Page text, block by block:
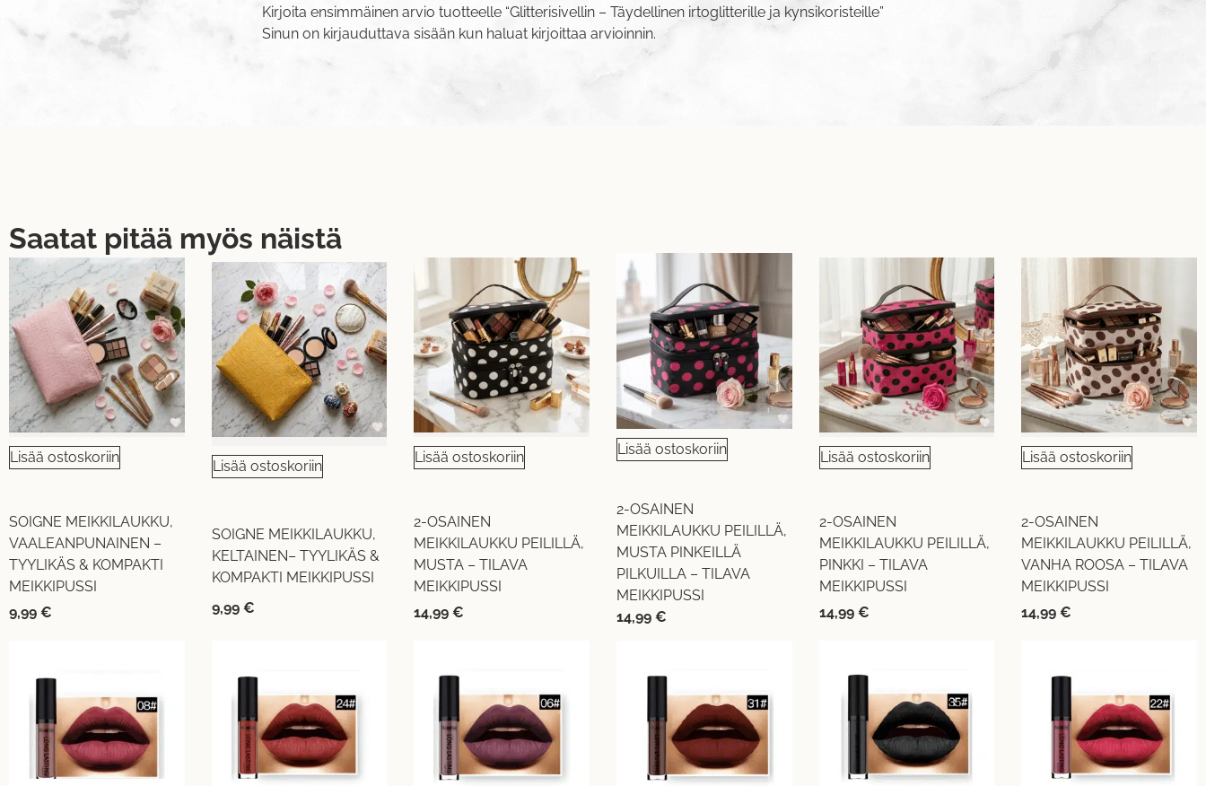
Kirjoita ensimmäinen arvio tuotteelle “Glitterisivellin – Täydellinen irtoglitterille ja kynsikoristeille”
Sinun on kirjauduttava sisään kun haluat kirjoittaa arvioinnin.
Saatat pitää myös näistä
Lisää ostoskoriin
SOIGNE MEIKKILAUKKU,
VAALEANPUNAINEN –
TYYLIKÄS & KOMPAKTI
MEIKKIPUSSI
9,99 €
Lisää ostoskoriin
SOIGNE MEIKKILAUKKU,
KELTAINEN– TYYLIKÄS &
KOMPAKTI MEIKKIPUSSI
9,99 €
Lisää ostoskoriin
2-OSAINEN
MEIKKILAUKKU PEILILLÄ,
MUSTA – TILAVA
MEIKKIPUSSI
14,99€
Lisää ostoskoriin
2-OSAINEN
MEIKKILAUKKU PEILILLÄ,
MUSTA PINKEILLÄ
PILKUILLA – TILAVA
MEIKKIPUSSI
14,99 €
Lisää ostoskoriin
2-OSAINEN
MEIKKILAUKKU PEILILLÄ,
PINKKI – TILAVA
MEIKKIPUSSI
14,99 €
Lisää ostoskoriin
2-OSAINEN
MEIKKILAUKKU PEILILLÄ,
VANHA ROOSA – TILAVA
MEIKKIPUSSI
14,99€